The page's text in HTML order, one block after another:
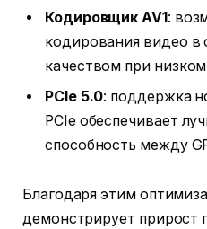
Кодировщик AV1:
кодирования видео в
качеством при
PCIe 5.0: поддержка
PCIe обеспечивает
способность между
Благодаря этим
демонстрирует прирост